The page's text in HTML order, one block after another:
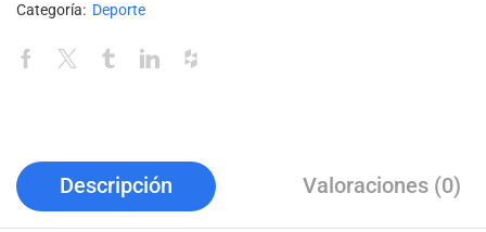
Categoría: Deporte
Descripción Valoraciones (0)